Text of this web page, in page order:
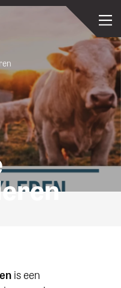
is een